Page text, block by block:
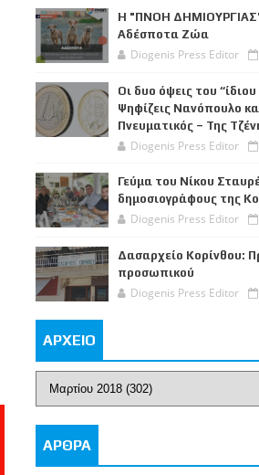
Η "ΠΝΟΗ
Αδέσποτα Ζώα
Diogenis Press Editor
Οι δυο όψεις του
Ψηφίζεις Νανόπουλο
Πνευματικός – Της
Diogenis Press Editor
Γεύμα του Νίκου
δημοσιογράφους της
Diogenis Press Editor
Δασαρχείο Κορίνθου:
προσωπικού
Diogenis Press Editor
ΑΡΧΕΙΟ
ΑΡΘΡΑ